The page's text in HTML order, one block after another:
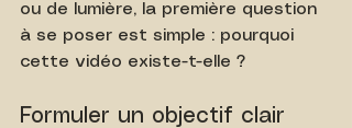
ou de lumière, la première question
à se poser est simple : pourquoi
cette vidéo existe-t-elle ?
Formuler un objectif clair